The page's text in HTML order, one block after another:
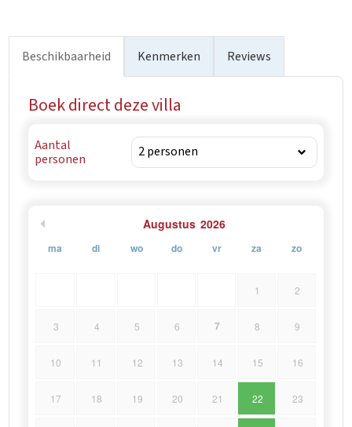
vakantie in de natuur en die dicht bij de zee en alle
attracties die Poreč te bieden heeft willen zijn.
Beschikbaarheid Kenmerken Reviews
Boek direct deze villa
Aantal
personen
Augustus 2026
ma di wo do vr za zo
1 2
3 4 5 6 7 8 9
10 11 12 13 14 15 16
17 18 19 20 21 22 23